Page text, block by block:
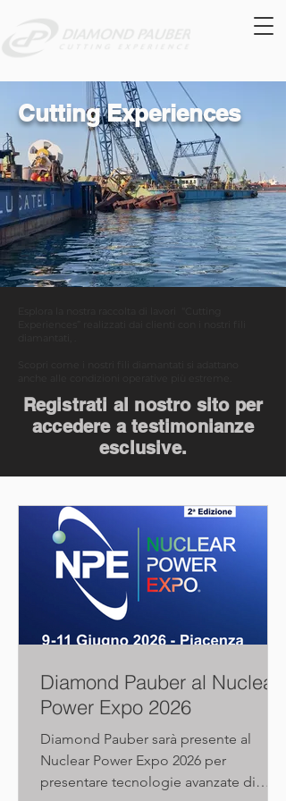
Cutting Experiences
Registrati al nostro sito per
accedere a testimonianze
esclusive.
Diamond Pauber al Nuclear
Power Expo 2026
Diamond Pauber sarà presente al
Nuclear Power Expo 2026 per
presentare tecnologie avanzate di